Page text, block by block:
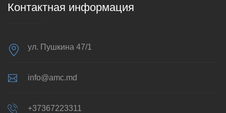
Контактная информация
ул. Пушкина 47/1
info@amc.md
+37367223311